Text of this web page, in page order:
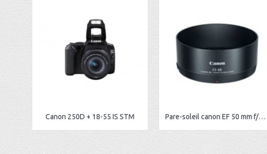
Canon 250D + 18-55 IS STM Pare-soleil canon EF 50 mm f/1.8 STM - Canon ES-68